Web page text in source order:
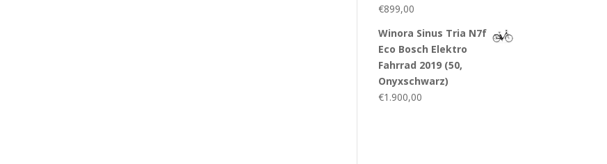
€899,00
Winora Sinus Tria N7f
Eco Bosch Elektro
Fahrrad 2019 (50,
Onyxschwarz)
€1.900,00